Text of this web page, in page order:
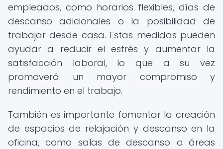
empleados, como horarios flexibles, días de
descanso adicionales o la posibilidad de
trabajar desde casa. Estas medidas pueden
ayudar a reducir el estrés y aumentar la
satisfacción laboral, lo que a su vez
promoverá un mayor compromiso y
rendimiento en el trabajo.
También es importante fomentar la creación
de espacios de relajación y descanso en la
oficina, como salas de descanso o áreas